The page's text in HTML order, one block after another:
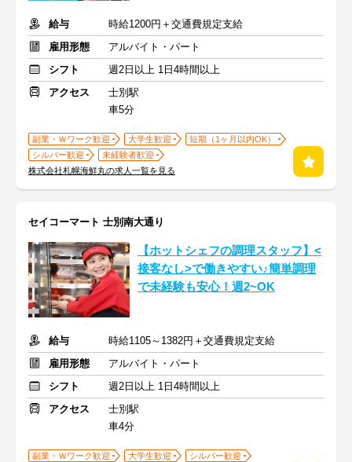
給与
時給1200円＋交通費規定支給
雇用形態
アルバイト・パート
シフト
週2日以上 1日4時間以上
アクセス
士別駅
車5分
副業・Ｗワーク歓迎 大学生歓迎
短期（1ヶ月以内OK）
シルバー歓迎
未経験者歓迎
株式会社札幌海鮮丸の求人一覧を見る
セイコーマート 士別南大通り
【ホットシェフの調理スタッフ】<
接客なし>で働きやすい♪簡単調理
で未経験も安心！週2~OK
給与
時給1105～1382円＋交通費規定支給
雇用形態
アルバイト・パート
シフト
週2日以上 1日4時間以上
アクセス
士別駅
車4分
副業・Ｗワーク歓迎 大学生歓迎
シルバー歓迎